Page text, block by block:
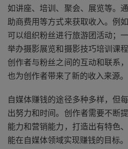
如讲座、培训、聚会、展览等。
助商费用等方式来获取收入。例
可以组织粉丝进行旅游团活动；
举办摄影展览和摄影技巧培训课
创作者与粉丝之间的互动和联系
也为创作者带来了新的收入来源。
自媒体赚钱的途径多种多样，但
出努力和时间。创作者需要不断
能力和营销能力，打造出有特色
能在自媒体领域实现赚钱的目标。